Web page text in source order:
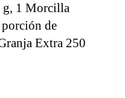
g, 1 Morcilla
de
Extra 250